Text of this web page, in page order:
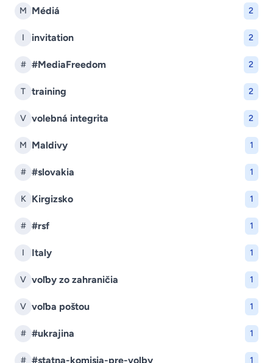
M Médiá 2
I invitation 2
# #MediaFreedom 2
T training 2
V volebná integrita 2
M Maldivy 1
# #slovakia 1
K Kirgizsko 1
# #rsf 1
I Italy 1
V voľby zo zahraničia 1
V voľba poštou 1
# #ukrajina 1
# #statna-komisia-pre-volby 1